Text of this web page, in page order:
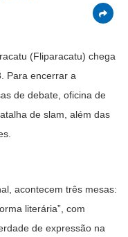
(Fliparacatu) chega
Para encerrar a
de debate, oficina de
de slam, além das
acontecem três mesas:
literária”, com
de expressão na